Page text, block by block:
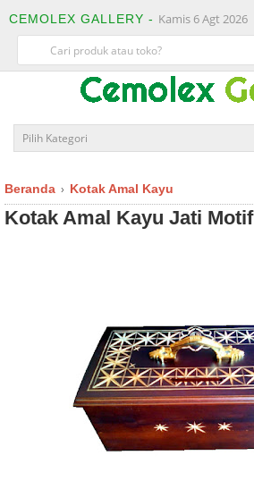
CEMOLEX GALLERY - Kamis 6 Agt 2026
Beranda › Kotak Amal Kayu
Kotak Amal Kayu Jati Motif